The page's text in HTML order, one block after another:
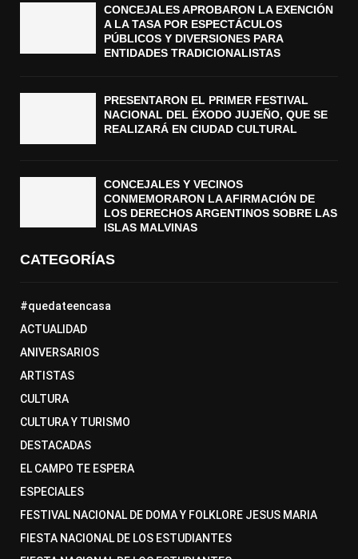
CONCEJALES APROBARON LA EXENCIÓN
A LA TASA POR ESPECTÁCULOS
PÚBLICOS Y DIVERSIONES PARA
ENTIDADES TRADICIONALISTAS
PRESENTARON EL PRIMER FESTIVAL
NACIONAL DEL ÉXODO JUJEÑO, QUE SE
REALIZARÁ EN CIUDAD CULTURAL
CONCEJALES Y VECINOS
CONMEMORARON LA AFIRMACIÓN DE
LOS DERECHOS ARGENTINOS SOBRE LAS
ISLAS MALVINAS
CATEGORÍAS
#quedateencasa
ACTUALIDAD
ANIVERSARIOS
ARTISTAS
CULTURA
CULTURA Y TURISMO
DESTACADAS
EL CAMPO TE ESPERA
ESPECIALES
FESTIVAL NACIONAL DE DOMA Y FOLKLORE JESUS MARIA
FIESTA NACIONAL DE LOS ESTUDIANTES